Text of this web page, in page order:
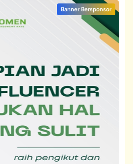
Banner Bersponsor